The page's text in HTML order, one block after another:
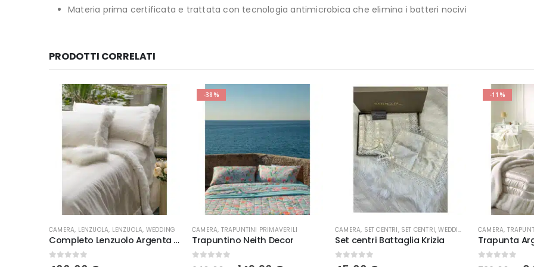
Materia prima certificata e trattata con tecnologia antimicrobica che elimina i batteri nocivi
PRODOTTI CORRELATI
CAMERA, LENZUOLA, LENZUOLA, WEDDING
Completo Lenzuolo Argenta Battaglia
Su 5
-38%
CAMERA, TRAPUNTINI PRIMAVERILI
Trapuntino Neith Decor
CAMERA, SET CENTRI, SET CENTRI,WEDDING
Set centri Battaglia Krizia
Su 5
-11%
CAMERA,
Trapunta